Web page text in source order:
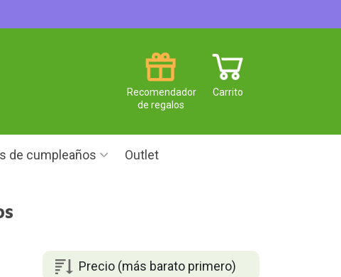
Carrito
Recomendador
de regalos
de cumpleaños Outlet
Precio (más barato primero)